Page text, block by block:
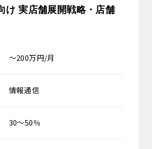
け 実店舗展開戦略・店舗
～200万円/月
情報通信
30～50％